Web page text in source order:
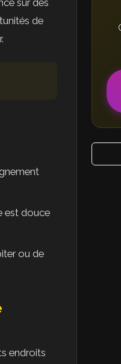
sur des
de
est douce
ou de
endroits